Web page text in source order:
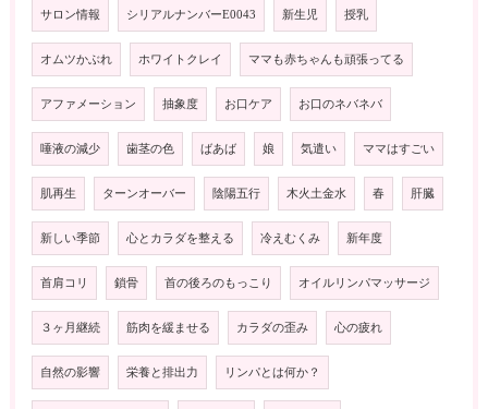
サロン情報 シリアルナンバーE0043 新生児 授乳
オムツかぶれ ホワイトクレイ ママも赤ちゃんも頑張ってる
アファメーション 抽象度 お口ケア お口のネバネバ
唾液の減少 歯茎の色 ばあば 娘 気遣い ママはすごい
肌再生 ターンオーバー 陰陽五行 木火土金水 春 肝臓
新しい季節 心とカラダを整える 冷えむくみ 新年度
首肩コリ 鎖骨 首の後ろのもっこり オイルリンパマッサージ
３ヶ月継続 筋肉を緩ませる カラダの歪み 心の疲れ
自然の影響 栄養と排出力 リンパとは何か？